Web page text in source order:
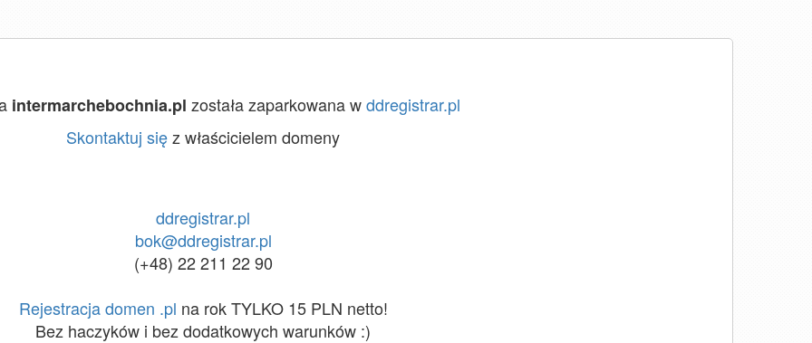
intermarchebochnia.pl została zaparkowana wddregistrar.pl
Skontaktuj sięz właścicielem domeny
ddregistrar.pl
bok@ddregistrar.pl
(+48) 22 211 22 90
Rejestracja domen .pl na rok TYLKO 15 PLN netto!
Bez haczyków i bez dodatkowych warunków :)